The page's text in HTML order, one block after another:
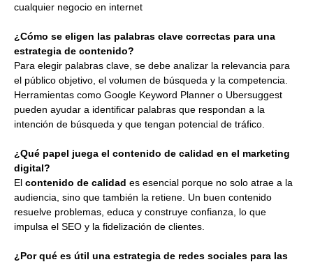
cualquier negocio en internet
¿Cómo se eligen las palabras clave correctas para una
estrategia de contenido?
Para elegir palabras clave, se debe analizar la relevancia para
el público objetivo, el volumen de búsqueda y la competencia.
Herramientas como Google Keyword Planner o Ubersuggest
pueden ayudar a identificar palabras que respondan a la
intención de búsqueda y que tengan potencial de tráfico.
¿Qué papel juega el contenido de calidad en el marketing
digital?
El contenido de calidad es esencial porque no solo atrae a la
audiencia, sino que también la retiene. Un buen contenido
resuelve problemas, educa y construye confianza, lo que
impulsa el SEO y la fidelización de clientes.
¿Por qué es útil una estrategia de redes sociales para las